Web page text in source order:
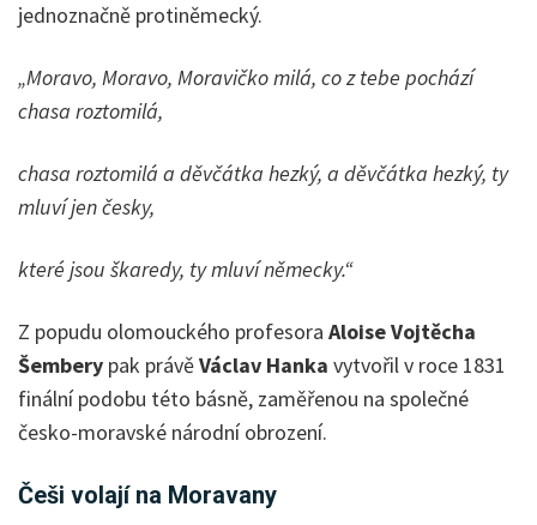
jednoznačně protiněmecký.
„Moravo, Moravo, Moravičko milá, co z tebe pochází
chasa roztomilá,
chasa roztomilá a děvčátka hezký, a děvčátka hezký, ty
mluví jen česky,
které jsou škaredy, ty mluví německy.“
Z popudu olomouckého profesora Aloise Vojtěcha
Šembery pak právěVáclav Hanka vytvořil v roce 1831
finální podobu této básně, zaměřenou na společné
česko-moravské národní obrození.
Češi volají na Moravany